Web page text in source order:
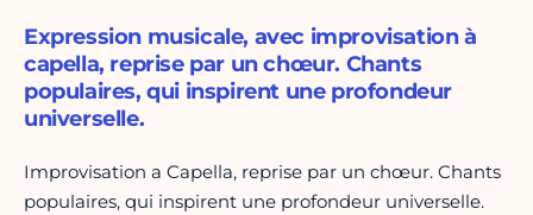
Expression musicale, avec improvisation à
capella, reprise par un chœur. Chants
populaires, qui inspirent une profondeur
universelle.
Improvisation a Capella, reprise par un chœur. Chants
populaires, qui inspirent une profondeur universelle.